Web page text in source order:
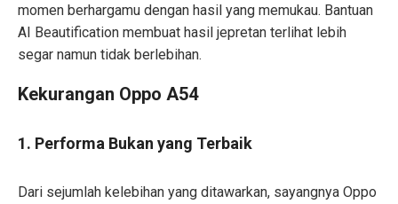
momen berhargamu dengan hasil yang memukau. Bantuan
AI Beautification membuat hasil jepretan terlihat lebih
segar namun tidak berlebihan.
Kekurangan Oppo A54
1. Performa Bukan yang Terbaik
Dari sejumlah kelebihan yang ditawarkan, sayangnya Oppo